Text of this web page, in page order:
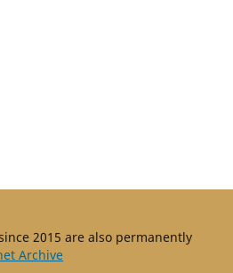
2015 are also permanently
Archive